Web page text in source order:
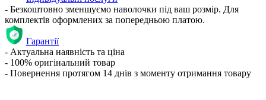
- Безкоштовно зменшуємо наволочки під ваш розмір. Для
комплектів оформлених за попередньою платою.
Гарантії
- Актуальна наявність та ціна
- 100% оригінальний товар
- Повернення протягом 14 днів з моменту отримання товару